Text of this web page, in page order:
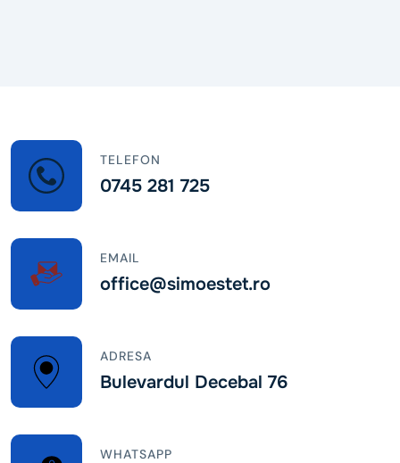
TELEFON
0745 281 725
EMAIL
office@simoestet.ro
ADRESA
Bulevardul Decebal 76
WHATSAPP